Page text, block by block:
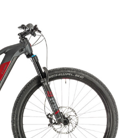
Разбейте
на части
График платежей
Сегодня